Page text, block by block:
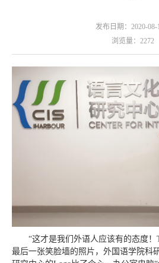
发布日期：2020-08-
浏览量： 2272
“这才是我们外语人应该有的态度！
最后一张笑脸墙的照片，外国语学院科